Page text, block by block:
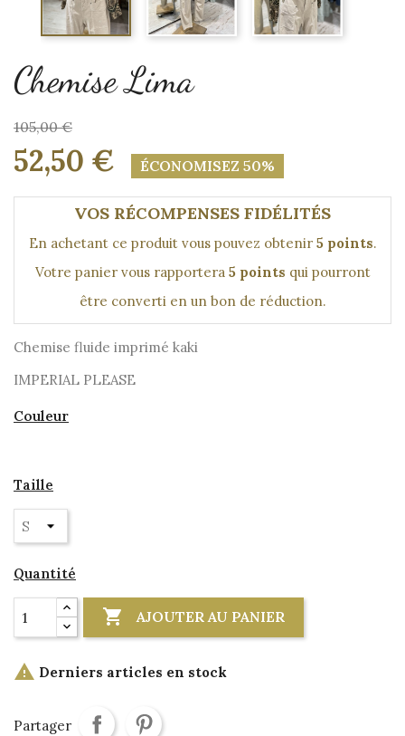
Chemise Lima
105,00 €
52,50 € ÉCONOMISEZ 50%
VOS RÉCOMPENSES FIDÉLITÉS
En achetant ce produit vous pouvez obtenir 5 points.
Votre panier vous rapportera 5points qui pourront
être converti en un bon de réduction.
Chemise fluide imprimé kaki
IMPERIAL PLEASE
Couleur
Taille
Quantité
 AJOUTER AU PANIER
 Derniers articles en stock
Partager